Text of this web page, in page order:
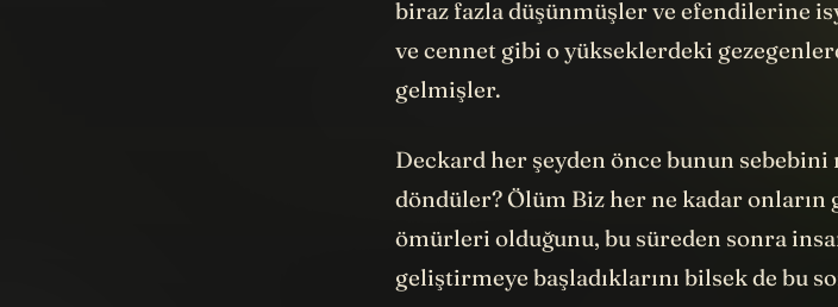
biraz fazla düşünmüşler ve efendilerine
ve cennet gibi o yükseklerdeki
gelmişler.
Deckard her şeyden önce bunun
döndüler? Ölüm Biz her ne kadar onların
ömürleri olduğunu, bu süreden sonra
geliştirmeye başladıklarını bilsek de bu